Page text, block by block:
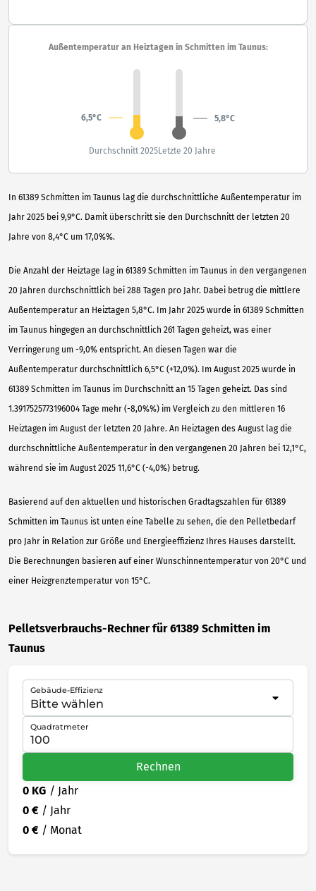
In 61389 Schmitten im Taunus lag die durchschnittliche Außentemperatur im
Jahr 2025 bei 9,9°C. Damit überschritt sie den Durchschnitt der letzten 20
Jahre von 8,4°C um 17,0%%.
Die Anzahl der Heiztage lag in 61389 Schmitten im Taunus in den vergangenen
20 Jahren durchschnittlich bei 288 Tagen pro Jahr. Dabei betrug die mittlere
Außentemperatur an Heiztagen 5,8°C. Im Jahr 2025 wurde in 61389 Schmitten
im Taunus hingegen an durchschnittlich 261 Tagen geheizt, was einer
Verringerung um -9,0% entspricht. An diesen Tagen war die
Außentemperatur durchschnittlich 6,5°C (+12,0%). Im August 2025 wurde in
61389 Schmitten im Taunus im Durchschnitt an 15 Tagen geheizt. Das sind
1.3917525773196004 Tage mehr (-8,0%%) im Vergleich zu den mittleren 16
Heiztagen im August der letzten 20 Jahre. An Heiztagen des August lag die
durchschnittliche Außentemperatur in den vergangenen 20 Jahren bei 12,1°C,
während sie im August 2025 11,6°C (-4,0%) betrug.
Basierend auf den aktuellen und historischen Gradtagszahlen für 61389
Schmitten im Taunus ist unten eine Tabelle zu sehen, die den Pelletbedarf
pro Jahr in Relation zur Größe und Energieeffizienz Ihres Hauses darstellt.
Die Berechnungen basieren auf einer Wunschinnentemperatur von 20°C und
einer Heizgrenztemperatur von 15°C.
Außentemperatur an Heiztagen in Schmitten im Taunus:
6,5°C 5,8°C
Durchschnitt 2025Letzte 20 Jahre
Pelletsverbrauchs-Rechner für 61389 Schmitten im
Taunus
Gebäude-Effizienz
Quadratmeter
Rechnen
0 KG / Jahr
0 € / Jahr
0 € / Monat